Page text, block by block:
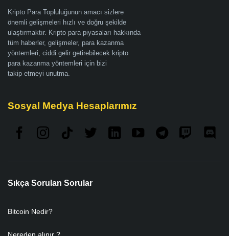
Kripto Para Topluluğunun amacı sizlere
önemli gelişmeleri hızlı ve doğru şekilde
ulaştırmaktır. Kripto para piyasaları hakkında
tüm haberler, gelişmeler, para kazanma
yöntemleri, ciddi gelir getirebilecek kripto
para kazanma yöntemleri için bizi
takip etmeyi unutma.
Sosyal Medya Hesaplarımız
Sıkça Sorulan Sorular
Bitcoin Nedir?